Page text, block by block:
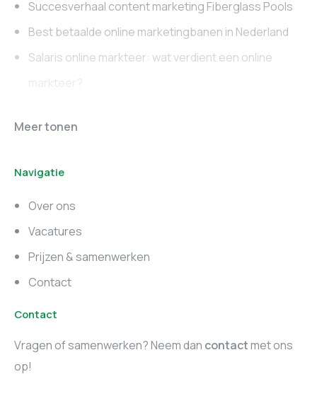
Succesverhaal content marketing Fiberglass Pools
Best betaalde online marketingbanen in Nederland
Salaris online markteer: wat verdient een online
markteer?
Online marketing
Marketing vacatures
Zuid-Holland
Marketing vacatures
Utrecht
Meer tonen
Navigatie
Over ons
Vacatures
Prijzen & samenwerken
Contact
Contact
Vragen of samenwerken? Neem dan contactmet ons
op!